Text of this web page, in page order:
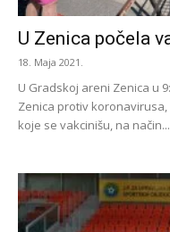
U Zenica počela
18. Maja 2021.
U Gradskoj areni Zenica u
Zenica protiv
koje se vakcinišu, na način...